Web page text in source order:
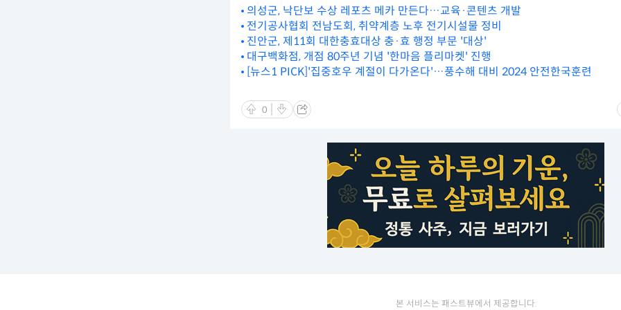
의성군, 낙단보 수상 레포츠 메카 만든다…교육·콘텐츠 개발
전기공사협회 전남도회, 취약계층 노후 전기시설물 정비
진안군, 제11회 대한충효대상 충·효 행정 부문 '대상'
대구백화점, 개점 80주년 기념 '한마음 플리마켓' 진행
[뉴스1 PICK]'집중호우 계절이 다가온다'…풍수해 대비 2024 안전한국훈련
0
본 서비스는 패스트뷰에서 제공합니다.